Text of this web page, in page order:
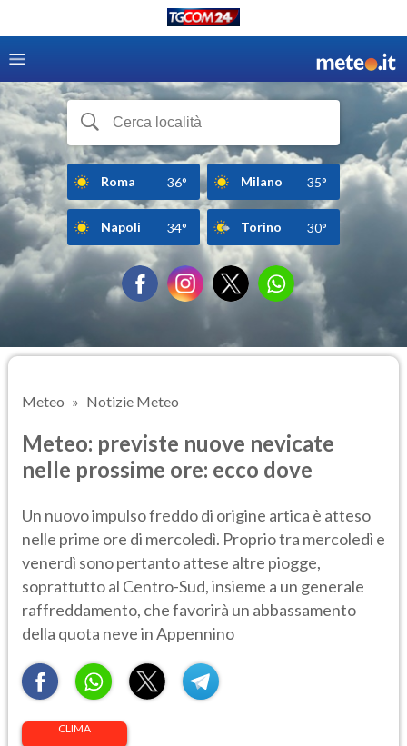
Roma 36° Milano 35°
Napoli 34° Torino 30°
Meteo Notizie Meteo
Meteo: previste nuove nevicate
nelle prossime ore: ecco dove
Un nuovo impulso freddo di origine artica è atteso
nelle prime ore di mercoledì. Proprio tra mercoledì e
venerdì sono pertanto attese altre piogge,
soprattutto al Centro-Sud, insieme a un generale
raffreddamento, che favorirà un abbassamento
della quota neve in Appennino
CLIMA